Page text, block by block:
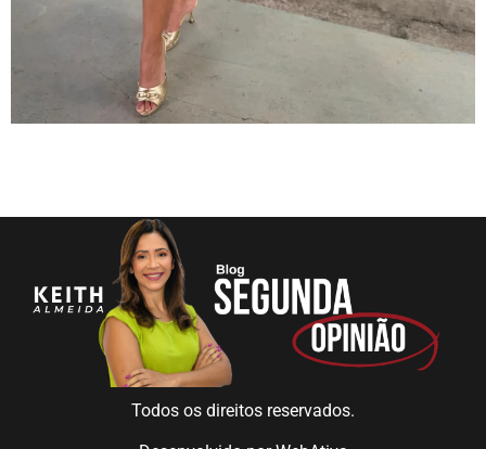
Todos os direitos reservados.